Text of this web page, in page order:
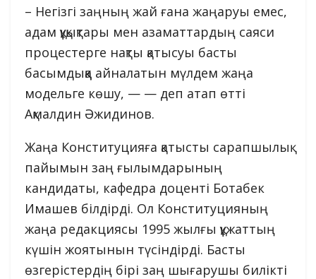
– Негізгі заңның жай ғана жаңаруы емес,
адам құқықтары мен азаматтардың саяси
процестерге нақты қатысуы басты
басымдыққа айналатын мүлдем жаңа
модельге көшу, — — деп атап өтті
Ақмалдин Әжидинов.
Жаңа Конституцияға қатысты сарапшылық
пайымын заң ғылымдарының
кандидаты, кафедра доценті Ботабек
Имашев білдірді. Ол Конституцияның
жаңа редакциясы 1995 жылғы құжаттың
күшін жоятынын түсіндірді. Басты
өзгерістердің бірі заң шығарушы билікті